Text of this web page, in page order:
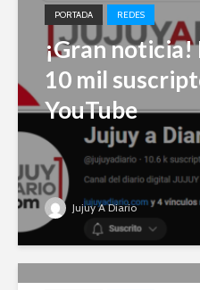
PORTADA REDES
¡Gran noticia!
10 mil
YouTube
Jujuy A Diario